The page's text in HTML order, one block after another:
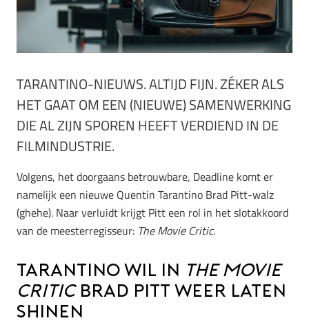
TARANTINO-NIEUWS. ALTIJD FIJN. ZÉKER ALS
HET GAAT OM EEN (NIEUWE) SAMENWERKING
DIE AL ZIJN SPOREN HEEFT VERDIEND IN DE
FILMINDUSTRIE.
Volgens, het doorgaans betrouwbare, Deadline komt er
namelijk een nieuwe Quentin Tarantino Brad Pitt-walz
(ghehe). Naar verluidt krijgt Pitt een rol in het slotakkoord
van de meesterregisseur: The Movie Critic.
Tarantino wil in The Movie
Critic Brad Pitt weer laten
shinen